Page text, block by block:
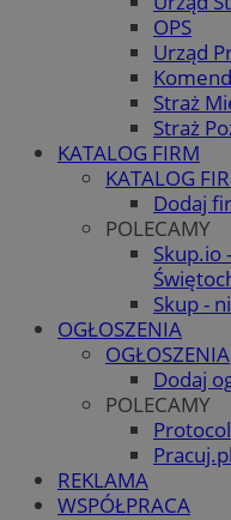
OPS
Urząd
Straż
Straż
KATALOG FIRM
KATALOG
Dodaj
POLECAMY
Skup.io
Skup -
OGŁOSZENIA
OGŁOSZENIA
Dodaj
POLECAMY
REKLAMA
WSPÓŁPRACA